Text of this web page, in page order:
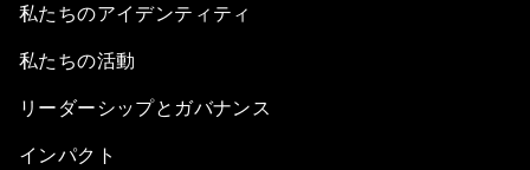
私たちのアイデンティティ
私たちの活動
リーダーシップとガバナンス
インパクト